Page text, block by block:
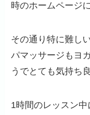
時のホームページ
その通り特に難し
パマッサージもヨ
うでとても気持ち
1時間のレッスン